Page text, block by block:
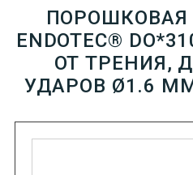
ПОРОШКОВАЯ
ENDOTEC®
ОТ ТРЕНИЯ,
УДАРОВ Ø1.6